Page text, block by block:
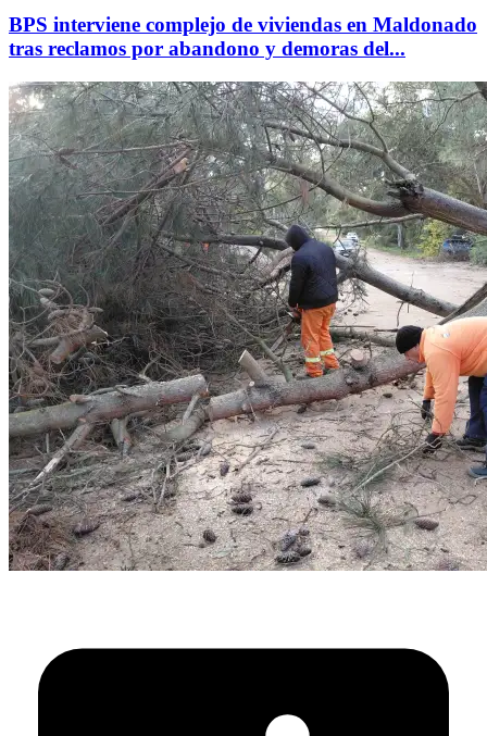
BPS interviene complejo de viviendas en Maldonado
tras reclamos por abandono y demoras del...